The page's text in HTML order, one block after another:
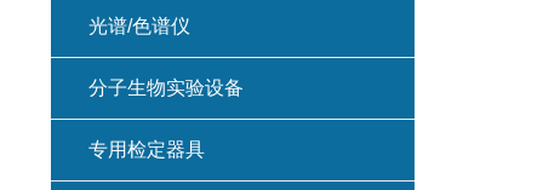
光谱/色谱仪
分子生物实验设备
专用检定器具